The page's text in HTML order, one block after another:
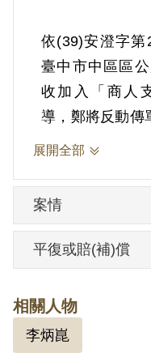
依(39)安澄字
臺中市中區區
收加入「商人
導，鄭將反動傳
日被羈押。
無期徒刑，財
外全部沒收。
2001年4月經第
過予以補償。
展開全部
案情
平復或賠(補)償
相關人物
李炳崑